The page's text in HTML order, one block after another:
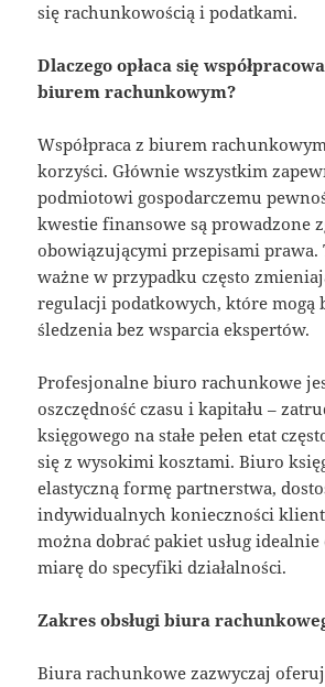
się rachunkowością i podatkami.
Dlaczego opłaca się
biurem rachunkowym?
Współpraca z biurem
korzyści. Głównie wszystkim
podmiotowi gospodarczemu
kwestie finansowe są prowadzone
obowiązującymi przepisami prawa.
ważne w przypadku często
regulacji podatkowych, które mogą
śledzenia bez wsparcia ekspertów.
Profesjonalne biuro rachunkowe
oszczędność czasu i kapitału –
księgowego na stałe pełen etat
się z wysokimi kosztami. Biuro
elastyczną formę partnerstwa,
indywidualnych konieczności
można dobrać pakiet usług
miarę do specyfiki działalności.
Zakres obsługi biura
Biura rachunkowe zazwyczaj